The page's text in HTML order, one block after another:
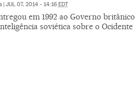
| JUL 07, 2014 - 14:16 EDT
em 1992 ao Governo britânico
soviética sobre o Ocidente